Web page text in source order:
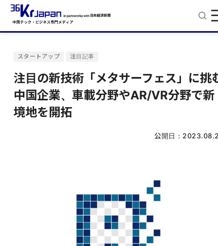
スタートアップ 注目記事
注目の新技術「メタサーフェス」に挑
中国企業、車載分野やAR/VR分野で新
境地を開拓
公開日：